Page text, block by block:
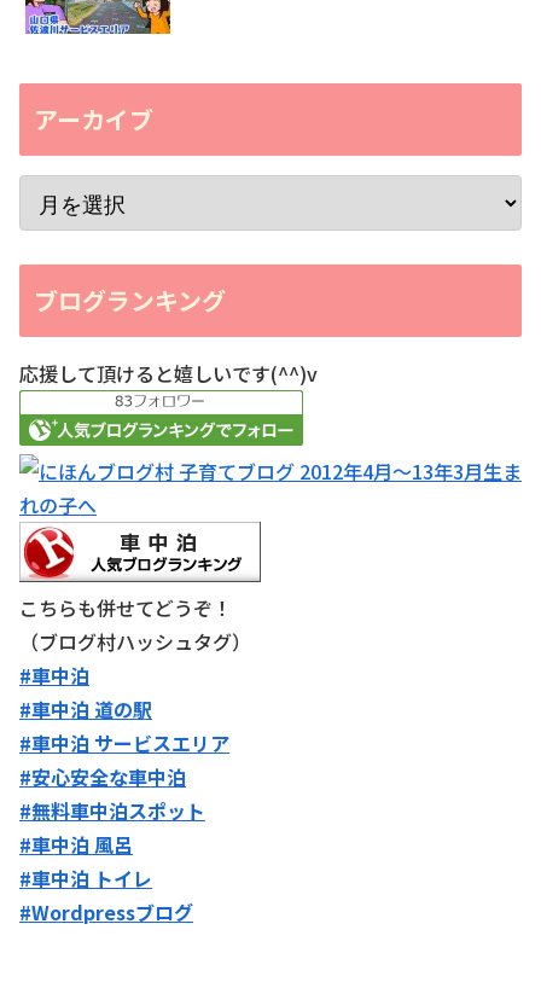
アーカイブ
ブログランキング
応援して頂けると嬉しいです(^^)v
こちらも併せてどうぞ！
（ブログ村ハッシュタグ）
#車中泊
#車中泊 道の駅
#車中泊 サービスエリア
#安心安全な車中泊
#無料車中泊スポット
#車中泊 風呂
#車中泊 トイレ
#Wordpressブログ